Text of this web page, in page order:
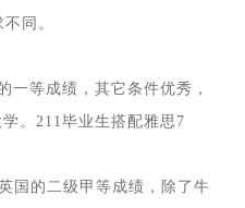
同。
等成绩，其它条件优秀，
。211毕业生搭配雅思7
的二级甲等成绩，除了牛